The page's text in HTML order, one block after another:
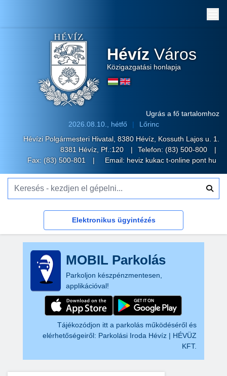
Hévíz Város
Közigazgatási honlapja
Ugrás a fő tartalomhoz
2026.08.10., hétfő
Lőrinc
Hévízi Polgármesteri Hivatal, 8380 Hévíz, Kossuth Lajos u. 1.
8381 Hévíz, Pf.:120
Telefon: (83) 500-800
Fax: (83) 500-801
Email: heviz kukac t-online pont hu
Elektronikus ügyintézés
MOBIL Parkolás
Parkoljon készpénzmentesen,
applikációval!
Tájékozódjon itt a parkolás működéséről és
elérhetőségeiről: Parkolási Iroda Hévíz | HÉVÜZ
KFT.